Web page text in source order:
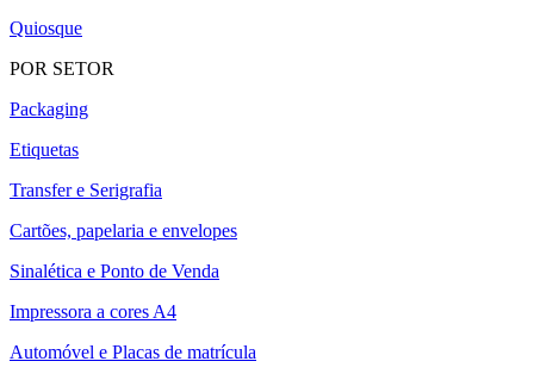
Quiosque
POR SETOR
Packaging
Etiquetas
Transfer e Serigrafia
Cartões, papelaria e envelopes
Sinalética e Ponto de Venda
Impressora a cores A4
Automóvel e Placas de matrícula